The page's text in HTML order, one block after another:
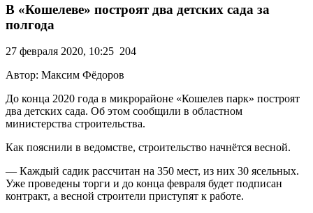
В «Кошелеве» построят два детских сада за
полгода
27 февраля 2020, 10:25 204
Автор: Максим Фёдоров
До конца 2020 года в микрорайоне «Кошелев парк» построят
два детских сада. Об этом сообщили в областном
министерства строительства.
Как пояснили в ведомстве, строительство начнётся весной.
— Каждый садик рассчитан на 350 мест, из них 30 ясельных.
Уже проведены торги и до конца февраля будет подписан
контракт, а весной строители приступят к работе.